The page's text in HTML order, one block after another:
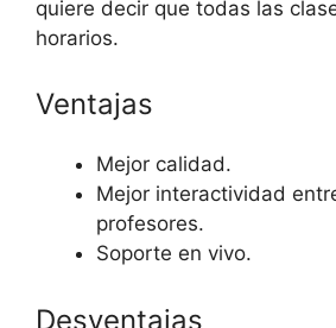
quiere decir que todas las
horarios.
Ventajas
Mejor calidad.
Mejor interactividad
profesores.
Soporte en vivo.
Desventajas